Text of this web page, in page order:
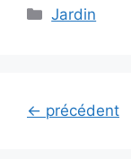
Catégories
Jardin
← précédent